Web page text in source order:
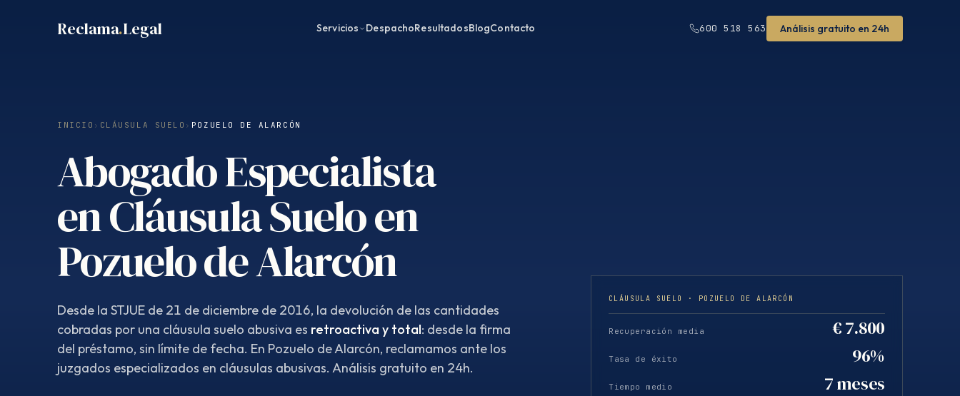
Reclama.Legal Servicios DespachoResultadosBlogContacto 600 518 563 Análisis gratuito en 24h
INICIO › CLÁUSULA SUELO › POZUELO DE ALARCÓN
Abogado Especialista
en Cláusula Suelo en
Pozuelo de Alarcón
Desde la STJUE de 21 de diciembre de 2016, la devolución de las cantidades
cobradas por una cláusula suelo abusiva es retroactiva y total: desde la firma
del préstamo, sin límite de fecha. En Pozuelo de Alarcón, reclamamos ante los
juzgados especializados en cláusulas abusivas. Análisis gratuito en 24h.
CLÁUSULA SUELO · POZUELO DE ALARCÓN
Recuperación media € 7.800
Tasa de éxito 96%
Tiempo medio 7 meses